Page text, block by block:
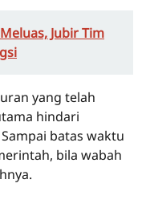
Jubir Tim
yang telah
hindari
batas waktu
bila wabah